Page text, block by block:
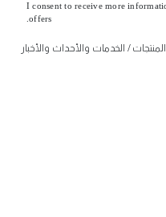
I consent to receive more
offers.
/ الخدمات والأحداث والأخبار